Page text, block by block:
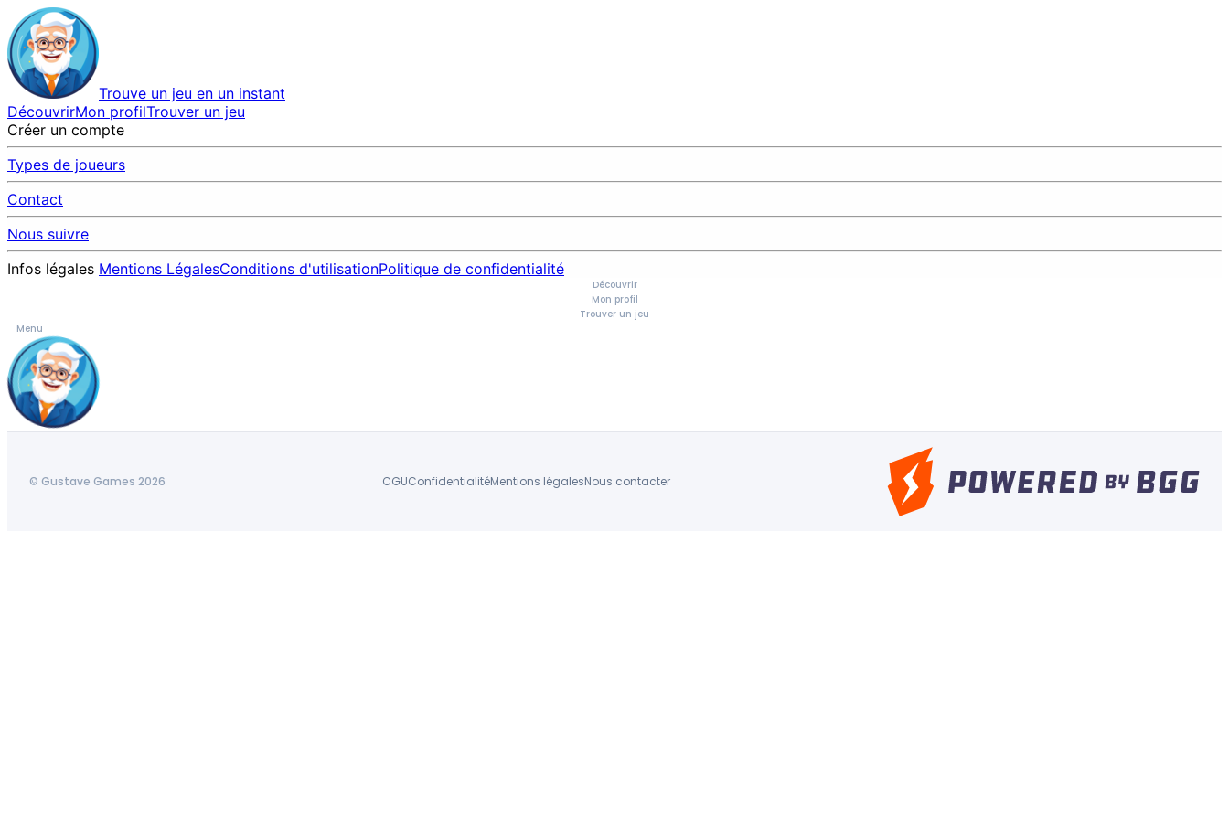
Trouve un jeu en un instant
DécouvrirMon profilTrouver un jeu
Créer un compte
Types de joueurs
Contact
Nous suivre
Infos légales Mentions LégalesConditions d'utilisationPolitique de confidentialité
Découvrir
Mon profil
Trouver un jeu
Menu
© Gustave Games 2026 CGUConfidentialitéMentions légalesNous contacter